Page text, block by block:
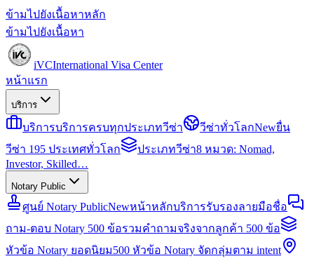
ข้ามไปยังเนื้อหาหลัก
ข้ามไปยังเนื้อหา
iVCInternational Visa Center
หน้าแรก
บริการ
บริการบริการครบทุกประเภทวีซ่า วีซ่าทั่วโลกNewยื่น
วีซ่า 195 ประเทศทั่วโลก
ประเภทวีซ่า8 หมวด: Nomad,
Investor, Skilled…
Notary Public
ศูนย์ Notary PublicNewหน้าหลักบริการรับรองลายมือชื่อ
ถาม-ตอบ Notary 500 ข้อรวมคำถามจริงจากลูกค้า 500 ข้อ
หัวข้อ Notary ยอดนิยม500 หัวข้อ Notary จัดกลุ่มตาม intent